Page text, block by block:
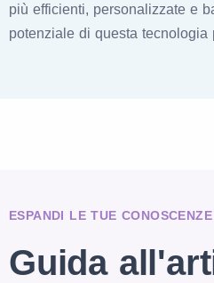
più efficienti, personalizzate e
potenziale di questa
ESPANDI LE TUE
Guida